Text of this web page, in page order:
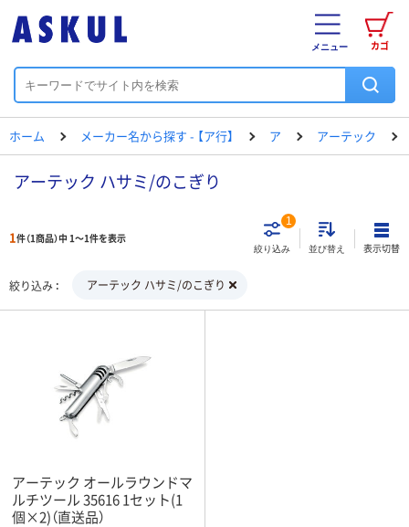
カゴ
メニュー
ホーム メーカー名から探す - 【ア行】 ア アーテック
アーテック ハサミ/のこぎり
1件（1商品）中 1～1件を表示
絞り込み
1
並び替え 表示切替
絞り込み アーテック ハサミ/のこぎり
アーテック オールラウンドマ
ルチツール 35616 1セット(1
個×2)（直送品）